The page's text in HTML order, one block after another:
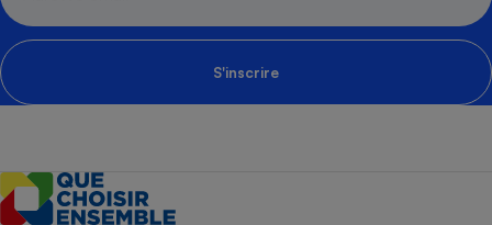
S'inscrire